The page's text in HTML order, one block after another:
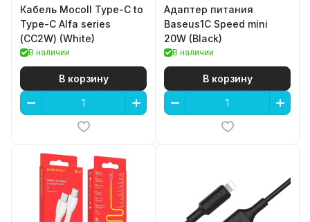
Кабель Mocoll Type-C to
Type-C Alfa series
(СС2W) (White)
В наличии
В корзину
Адаптер питания
Baseus1C Speed mini
20W (Black)
В наличии
В корзину